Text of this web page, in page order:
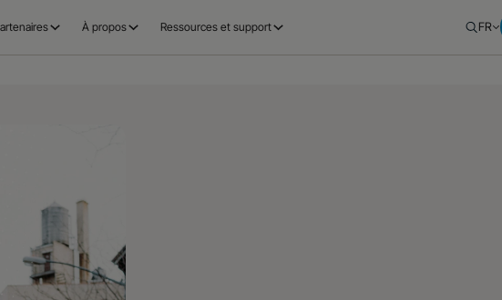
À propos Ressources et support FR